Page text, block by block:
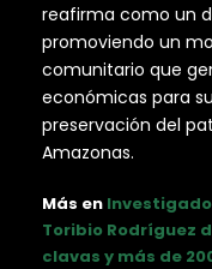
reafirma como un
promoviendo un
comunitario que
económicas para
preservación del
Amazonas.
Más en
Toribio Rodríguez
clavas y más de